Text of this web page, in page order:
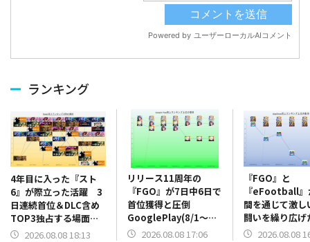
ランキング
4年目に入った『スト
6』が際立った活躍 3
日連続首位＆DLC含め
TOP3独占する場面
も Steam(8/1～8/7)
2026.08.08 18:13
リリース11周年の
『FGO』が7日中6日で
首位獲得と圧倒
GooglePlay(8/1～
8/7)売上ランキング振
2026.08.08 17:06
『FGO』と
『eFootball』
間を通じて激し
闘いを繰り広
App Store(8/
2026.08.08